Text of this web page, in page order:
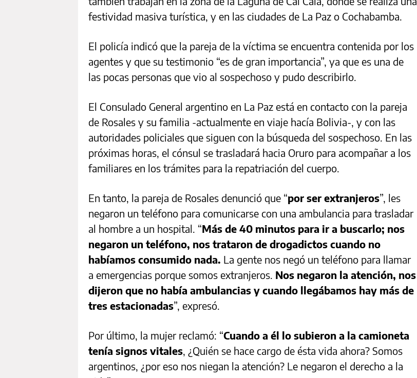
festividad masiva turística, y en las ciudades de La Paz o Cochabamba.
El policía indicó que la pareja de la víctima se encuentra contenida por los
agentes y que su testimonio “es de gran importancia”, ya que es una de
las pocas personas que vio al sospechoso y pudo describirlo.
El Consulado General argentino en La Paz está en contacto con la pareja
de Rosales y su familia -actualmente en viaje hacía Bolivia-, y con las
autoridades policiales que siguen con la búsqueda del sospechoso. En las
próximas horas, el cónsul se trasladará hacia Oruro para acompañar a los
familiares en los trámites para la repatriación del cuerpo.
En tanto, la pareja de Rosales denunció que “por ser extranjeros”, les
negaron un teléfono para comunicarse con una ambulancia para trasladar
al hombre a un hospital. “Más de 40 minutos para ir a buscarlo; nos
negaron un teléfono, nos trataron de drogadictos cuando no
habíamos consumido nada. La gente nos negó un teléfono para llamar
a emergencias porque somos extranjeros. Nos negaron la atención, nos
dijeron que no había ambulancias y cuando llegábamos hay más de
tres estacionadas”, expresó.
Por último, la mujer reclamó: “Cuando a él lo subieron a la camioneta
tenía signos vitales, ¿Quién se hace cargo de ésta vida ahora? Somos
argentinos, ¿por eso nos niegan la atención? Le negaron el derecho a la